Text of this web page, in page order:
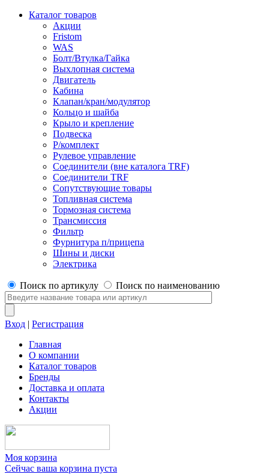
Каталог товаров
Акции
Fristom
WAS
Болт/Втулка/Гайка
Выхлопная система
Двигатель
Кабина
Клапан/кран/модулятор
Кольцо и шайба
Крыло и крепление
Подвеска
Р/комплект
Рулевое управление
Соединители (вне каталога TRF)
Соединители TRF
Сопутствующие товары
Топливная система
Тормозная система
Трансмиссия
Фильтр
Фурнитура п/прицепа
Шины и диски
Электрика
Поиск по артикулу Поиск по наименованию
Вход | Регистрация
Главная
О компании
Каталог товаров
Бренды
Доставка и оплата
Контакты
Акции
Моя корзина
Сейчас ваша корзина пуста